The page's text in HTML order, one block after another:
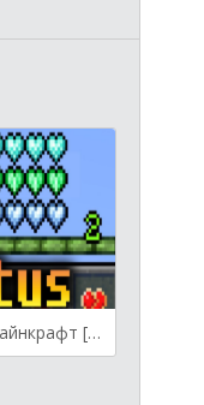
Victus Mod для Майнкрафт [1.19.3, 1.19.2, 1.18.2]